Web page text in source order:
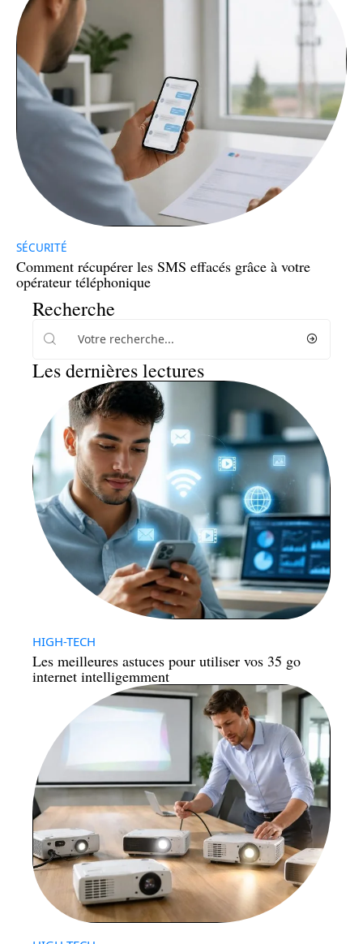
SÉCURITÉ
Comment récupérer les SMS effacés grâce à votre
opérateur téléphonique
Recherche
Les dernières lectures
HIGH-TECH
Les meilleures astuces pour utiliser vos 35 go
internet intelligemment